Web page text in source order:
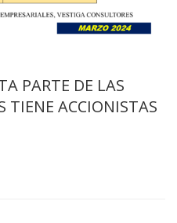
PARTE DE LAS
TIENE ACCIONISTAS